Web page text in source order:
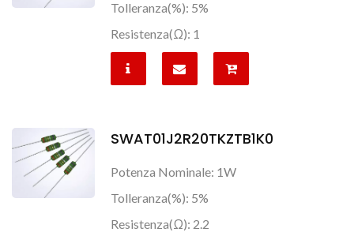
Tolleranza(%): 5%
Resistenza(Ω): 1
SWAT01J2R20TKZTB1K0
Potenza Nominale: 1W
Tolleranza(%): 5%
Resistenza(Ω): 2.2